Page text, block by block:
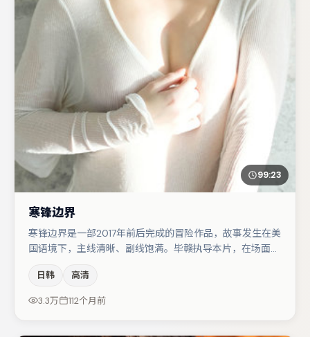
99:23
寒锋边界
寒锋边界是一部2017年前后完成的冒险作品，故事发生在美
国语境下，主线清晰、副线饱满。毕赣执导本片，在场面调
阵容包括胡歌、菅田将晖、秦海璐等，角色动机前后呼应，
适合喜欢抠台词与伏笔的观众。节奏紧凑、反转有度，值得
日韩 高清
3.3万 112个月前